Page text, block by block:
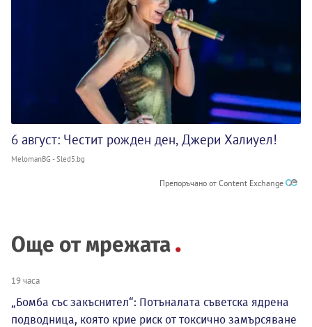
6 август: Честит рожден ден, Джери Халиуел!
MelomanBG - Sled5.bg
Препоръчано от Content Exchange
Още от мрежата
19 часа
„Бомба със закъснител“: Потъналата съветска ядрена
подводница, която крие риск от токсично замърсяване